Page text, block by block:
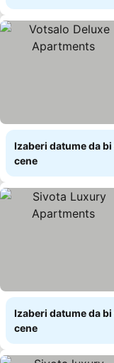
Izaberi datume da
cene
Izaberi datume da
cene